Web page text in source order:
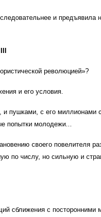
и
революцией»?
и его условия.
пушками, с его
попытки молодежи...
своего повелителя
по числу, но сильную и
сближения с